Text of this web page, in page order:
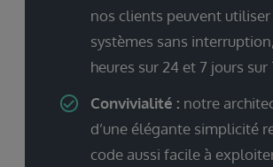
nos clients peuvent utiliser
systèmes sans
heures sur 24 et 7 jours sur
Convivialité : notre
d’une élégante simplicité
code aussi facile à